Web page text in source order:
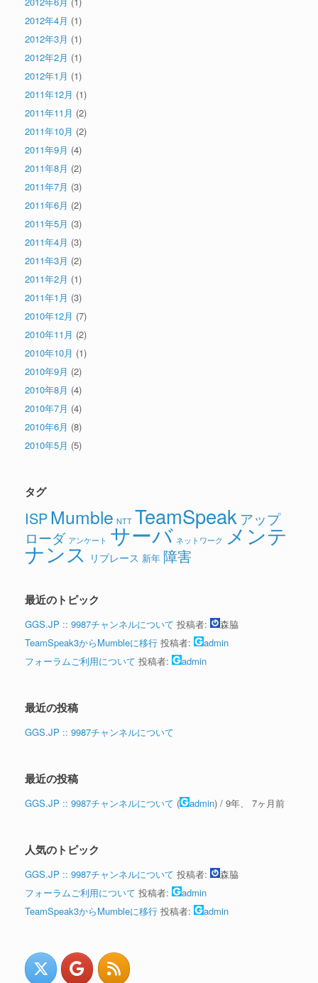
2012年4月 (1)
2012年3月 (1)
2012年2月 (1)
2012年1月 (1)
2011年12月 (1)
2011年11月 (2)
2011年10月 (2)
2011年9月 (4)
2011年8月 (2)
2011年7月 (3)
2011年6月 (2)
2011年5月 (3)
2011年4月 (3)
2011年3月 (2)
2011年2月 (1)
2011年1月 (3)
2010年12月 (7)
2010年11月 (2)
2010年10月 (1)
2010年9月 (2)
2010年8月 (4)
2010年7月 (4)
2010年6月 (8)
2010年5月 (5)
タグ
ISPMumble NTT TeamSpeak アップ
ローダ アンケート サーバ ネットワーク メンテ
ナンス リプレース 新年 障害
最近のトピック
GGS.JP :: 9987チャンネルについて 投稿者:
森脇
TeamSpeak3からMumbleに移行 投稿者:
admin
フォーラムご利用について 投稿者: admin
最近の投稿
GGS.JP :: 9987チャンネルについて
最近の投稿
GGS.JP :: 9987チャンネルについて ( admin) / 9年、 7ヶ月前
人気のトピック
GGS.JP :: 9987チャンネルについて 投稿者:
森脇
フォーラムご利用について 投稿者:
admin
TeamSpeak3からMumbleに移行 投稿者: admin